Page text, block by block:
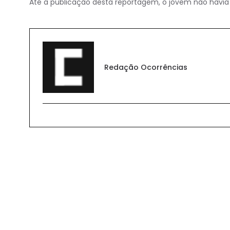
Até a publicação desta reportagem, o jovem não
Redação Ocorrências